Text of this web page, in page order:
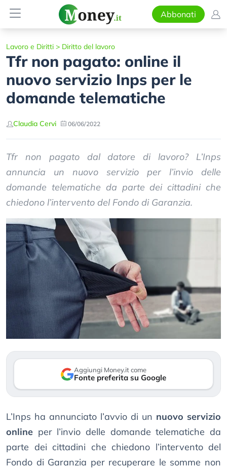
Abbonati
Lavoro e Diritti > Diritto del lavoro
Tfr non pagato: online il
nuovo servizio Inps per le
domande telematiche
Claudia Cervi 06/06/2022
Tfr non pagato dal datore di lavoro? L’Inps
annuncia un nuovo servizio per l’invio delle
domande telematiche da parte dei cittadini che
chiedono l’intervento del Fondo di Garanzia.
Aggiungi Money.it come
Fonte preferita su Google
L’Inps ha annunciato l’avvio di un nuovo servizio
online per l’invio delle domande telematiche da
parte dei cittadini che chiedono l’intervento del
Fondo di Garanzia per recuperare le somme non